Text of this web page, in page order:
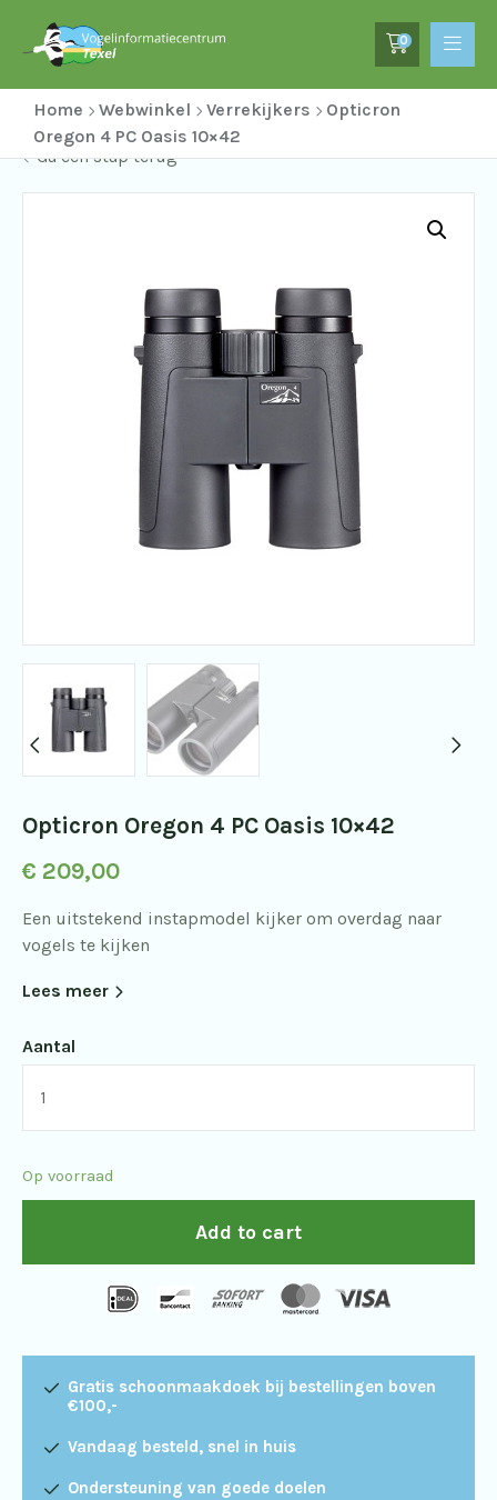
0
Home Webwinkel Verrekijkers
Opticron
Oregon 4 PC Oasis 10×42
Ga een stap terug
Opticron Oregon 4 PC Oasis 10×42
€ 209,00
Een uitstekend instapmodel kijker om overdag naar
vogels te kijken
Lees meer
Aantal
PC
Op voorraad
Add to cart
Gratis schoonmaakdoek bij bestellingen boven
€100,-
Vandaag besteld, snel in huis
Ondersteuning van goede doelen